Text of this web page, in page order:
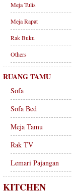
Meja Tulis
Meja Rapat
Rak Buku
Others
RUANG TAMU
Sofa
Sofa Bed
Meja Tamu
Rak TV
Lemari Pajangan
KITCHEN